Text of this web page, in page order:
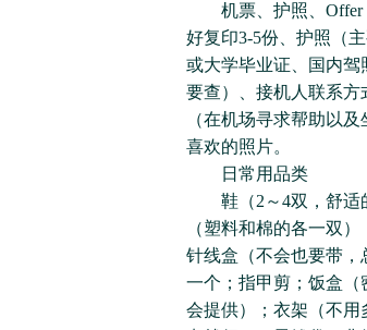
机票、护照、Offer
好复印3-5份、护照（
或大学毕业证、国内
要查）、接机人联系方
（在机场寻求帮助以
喜欢的照片。
日常用品类
鞋（2～4双，舒适的
（塑料和棉的各一双
针线盒（不会也要带
一个；指甲剪；饭盒（
会提供）；衣架（不